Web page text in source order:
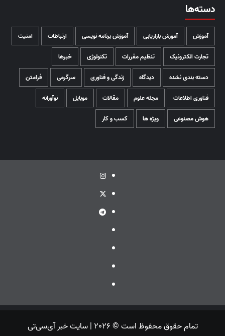
دسته‌ها
آموزش آموزش بازاریابی آموزش برنامه نویسی ارتباطات امنیت
تجارت الکترونیک تنظیم مقررات تکنولوژی خبرها
دسته بندی نشده دیدگاه زندگی و فناوری سرگرمی فرامتن
فناوری اطلاعات مجله علوم مقالات موبایل نوآورانه
هوش مصنوعی ویژه ها کسب و کار
اینستاگرام
توئیتر
تلگرام
تمام حقوق محفوظ است © 2026 | سایت خبر آی‌سی‌تی